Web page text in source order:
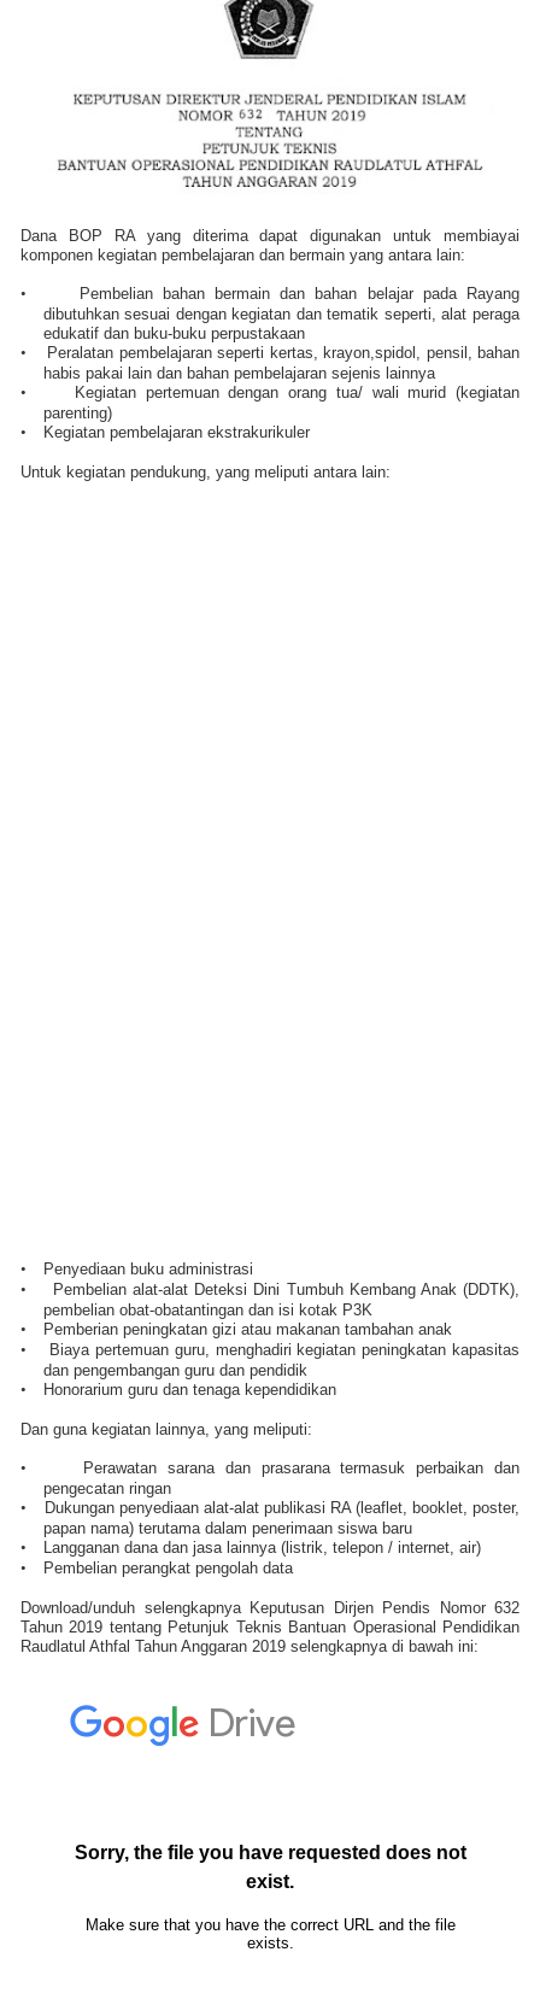
Dana BOP RA yang diterima dapat digunakan untuk membiayai
komponen kegiatan pembelajaran dan bermain yang antara lain:
•
Pembelian bahan bermain dan bahan belajar pada Rayang
dibutuhkan sesuai dengan kegiatan dan tematik seperti, alat peraga
edukatif dan buku-buku perpustakaan
•
Peralatan pembelajaran seperti kertas, krayon,spidol, pensil, bahan
habis pakai lain dan bahan pembelajaran sejenis lainnya
•
Kegiatan pertemuan dengan orang tua/ wali murid (kegiatan
parenting)
•
Kegiatan pembelajaran ekstrakurikuler
Untuk kegiatan pendukung, yang meliputi antara lain:
•
Penyediaan buku administrasi
•
Pembelian alat-alat Deteksi Dini Tumbuh Kembang Anak (DDTK),
pembelian obat-obatantingan dan isi kotak P3K
•
Pemberian peningkatan gizi atau makanan tambahan anak
•
Biaya pertemuan guru, menghadiri kegiatan peningkatan kapasitas
dan pengembangan guru dan pendidik
•
Honorarium guru dan tenaga kependidikan
Dan guna kegiatan lainnya, yang meliputi:
•
Perawatan sarana dan prasarana termasuk perbaikan dan
pengecatan ringan
•
Dukungan penyediaan alat-alat publikasi RA (leaflet, booklet, poster,
papan nama) terutama dalam penerimaan siswa baru
•
Langganan dana dan jasa lainnya (listrik, telepon / internet, air)
•
Pembelian perangkat pengolah data
Download/unduh selengkapnya Keputusan Dirjen Pendis Nomor 632
Tahun 2019 tentang Petunjuk Teknis Bantuan Operasional Pendidikan
Raudlatul Athfal Tahun Anggaran 2019 selengkapnya di bawah ini: